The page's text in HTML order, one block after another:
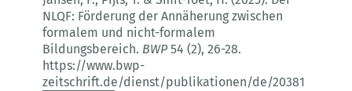
NLQF: Förderung der Annäherung zwischen
formalem und nicht-formalem
Bildungsbereich. BWP54 (2), 26-28.
https://www.bwp-
zeitschrift.de/dienst/publikationen/de/20381